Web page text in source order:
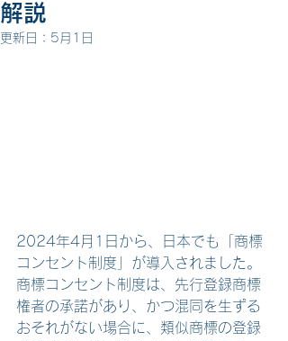
解説
更新日： 5月1日
2024年4月1日から、日本でも「商標
コンセント制度」が導入されました。
商標コンセント制度は、先行登録商標
権者の承諾があり、かつ混同を生ずる
おそれがない場合に、類似商標の登録